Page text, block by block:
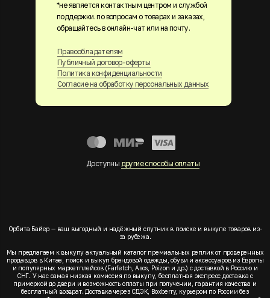
Правообладателям
Публичный договор-оферты
Политика конфиденциальности
Согласие на обработку персональных данных
Доступны другие способы оплаты
*не является контактным центром и службой
поддержки. по вопросам о товарах и заказах,
обращайтесь в онлайн-чат или на почту.
Орбита Байер — ваш выгодный и надёжный спутник в поиске и выкупе товаров из-
за рубежа.
Мы предлагаем к выкупу актуальный каталог премиальных реплик от проверенных
продавцов в Китае, поиск и выкуп брендовой одежды, обуви и аксессуаров из Европы
и популярных маркетплейсов (Farfetch, Asos, Poizon и др.) с доставкой в Россию и
СНГ. У нас самая низкая комиссия по выкупу, бесплатная экспресс доставка с
примеркой до двери и возможность оплаты при получении, гарантия качества и
бесплатный возврат. Доставка через СДЭК, Boxberry, курьером по России без